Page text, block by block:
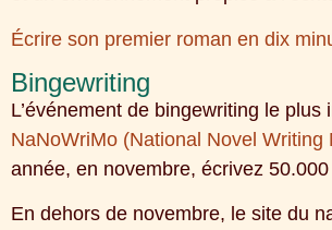
Écrire son premier roman en dix
Bingewriting
L’événement de bingewriting le plus
NaNoWriMo (National Novel Writing
année, en novembre, écrivez
En dehors de novembre, le site du